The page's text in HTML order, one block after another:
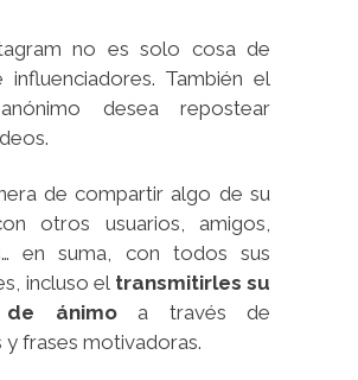
no es solo cosa de
influenciadores. También el
desea repostear
de compartir algo de su
otros usuarios, amigos,
en suma, con todos sus
incluso el transmitirles su
ánimoa través de
y frases motivadoras.